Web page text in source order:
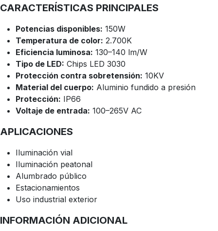
CARACTERÍSTICAS PRINCIPALES
Potencias disponibles: 150W
Temperatura de color: 2.700K
Eficiencia luminosa: 130–140 lm/W
Tipo de LED: Chips LED 3030
Protección contra sobretensión: 10KV
Material del cuerpo: Aluminio fundido a presión
Protección: IP66
Voltaje de entrada: 100–265V AC
APLICACIONES
Iluminación vial
Iluminación peatonal
Alumbrado público
Estacionamientos
Uso industrial exterior
INFORMACIÓN ADICIONAL